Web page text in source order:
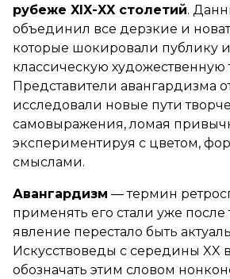
рубеже XIX-XX столетий.
объединил все дерзкие и
которые шокировали публику
классическую
Представители авангардизма
исследовали новые пути
самовыражения, ломая
экспериментируя с цветом,
смыслами.
Авангардизм — термин
применять его стали уже после
явление перестало быть
Искусствоведы с середины XX
обозначать этим словом